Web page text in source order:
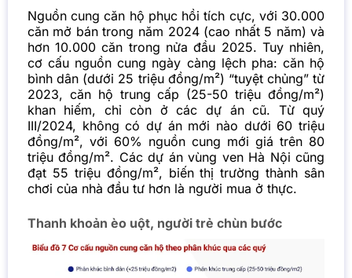
Nguồn cung căn hộ phục hồi tích cực, với 30.000
căn mở bán trong năm 2024 (cao nhất 5 năm) và
hơn 10.000 căn trong nửa đầu 2025. Tuy nhiên,
cơ cấu nguồn cung ngày càng lệch pha: căn hộ
bình dân (dưới 25 triệu đồng/m²) “tuyệt chủng” từ
2023, căn hộ trung cấp (25-50 triệu đồng/m²)
khan hiếm, chỉ còn ở các dự án cũ. Từ quý
III/2024, không có dự án mới nào dưới 60 triệu
đồng/m², với 60% nguồn cung mới giá trên 80
triệu đồng/m². Các dự án vùng ven Hà Nội cũng
đạt 55 triệu đồng/m², biến thị trường thành sân
chơi của nhà đầu tư hơn là người mua ở thực.
Thanh khoản èo uột, người trẻ chùn bước